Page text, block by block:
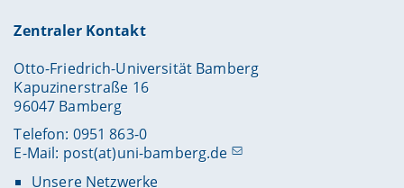
Zentraler Kontakt
Otto-Friedrich-Universität Bamberg
Kapuzinerstraße 16
96047 Bamberg
Telefon: 0951 863-0
E-Mail: post(at)uni-bamberg.de
Unsere Netzwerke